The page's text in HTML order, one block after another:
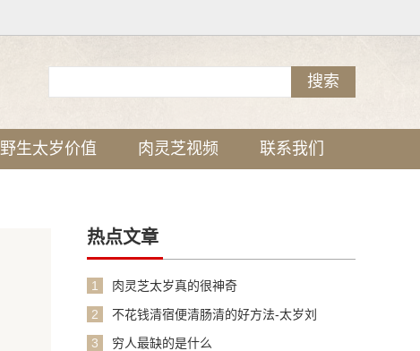
野生太岁价值 肉灵芝视频 联系我们
热点文章
1
肉灵芝太岁真的很神奇
2
不花钱清宿便清肠清的好方法-太岁刘
3
穷人最缺的是什么